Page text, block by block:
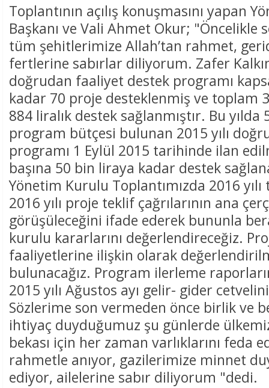
Toplantının açılış konuşmasını yapan
Başkanı ve Vali Ahmet Okur; "Öncelikle
tüm şehitlerimize Allah’tan rahmet,
fertlerine sabırlar diliyorum. Zafer
doğrudan faaliyet destek programı
kadar 70 proje desteklenmiş ve toplam
884 liralık destek sağlanmıştır. Bu
program bütçesi bulunan 2015 yılı
programı 1 Eylül 2015 tarihinde ilan
başına 50 bin liraya kadar destek
Yönetim Kurulu Toplantımızda 2016
2016 yılı proje teklif çağrılarının ana
görüşüleceğini ifade ederek bununla
kurulu kararlarını değerlendireceğiz.
faaliyetlerine ilişkin olarak
bulunacağız. Program ilerleme
2015 yılı Ağustos ayı gelir- gider
Sözlerime son vermeden önce birlik ve
ihtiyaç duyduğumuz şu günlerde
bekası için her zaman varlıklarını feda
rahmetle anıyor, gazilerimize minnet
ediyor, ailelerine sabır diliyorum "dedi.